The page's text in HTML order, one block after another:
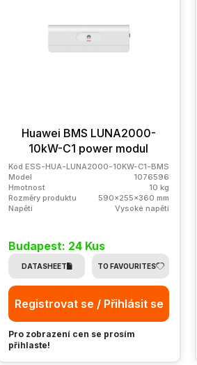
Huawei BMS LUNA2000-
10kW-C1 power modul
Kód ESS-HUA-LUNA2000-10KW-C1-BMS
Model
1076596
Hmotnost
10 kg
Rozměry produktu
590x255x360 mm
Napětí
Vysoké napětí
Budapest: 24 Kus
DATASHEET TO FAVOURITES
Registrovat se / Přihlásit se
Pro zobrazení cen se prosím
přihlaste!